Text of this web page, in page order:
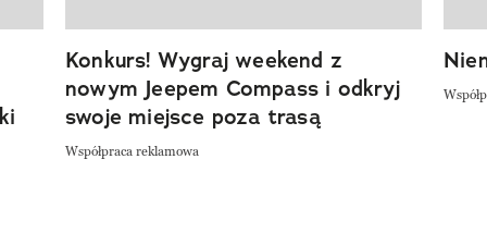
Konkurs! Wygraj weekend z
nowym Jeepem Compass i odkryj
swoje miejsce poza trasą
Współpraca reklamowa